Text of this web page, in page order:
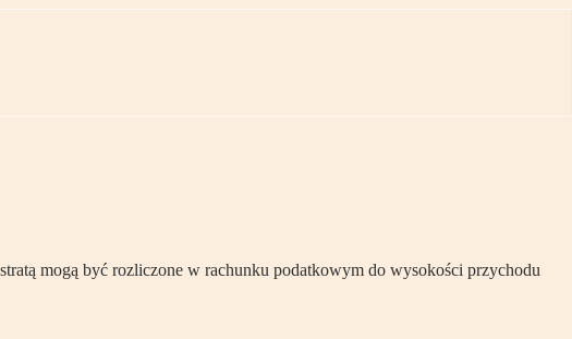
mogą być rozliczone w rachunku podatkowym do wysokości przychodu